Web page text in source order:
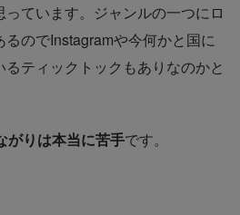
っています。ジャンルの一つにロ
のでInstagramや今何かと国に
ティックトックもありなのかと
がりは本当に苦手です。